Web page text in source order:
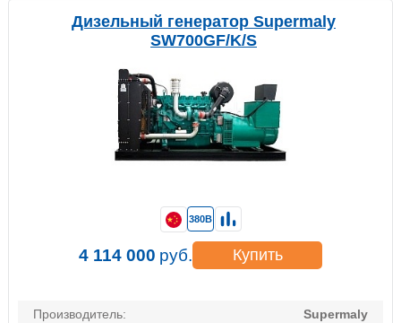
Дизельный генератор Supermaly
SW700GF/K/S
Производитель:
Supermaly
380В
4 114 000 руб. Купить